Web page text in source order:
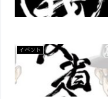
イベント